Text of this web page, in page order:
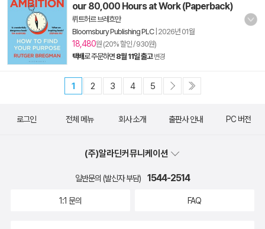
our 80,000 Hours at Work (Paperback)
뤼트허르 브레흐만
Bloomsbury Publishing PLC| 2026년 01월
18,480원 (20% 할인 / 930원)
택배로 주문하면 8월 11일 출고 변경
1 2 3 4 5
로그인 전체 메뉴 회사 소개 출판사 안내 PC 버전
(주)알라딘커뮤니케이션
일반문의 (발신자 부담) 1544-2514
1:1 문의 FAQ